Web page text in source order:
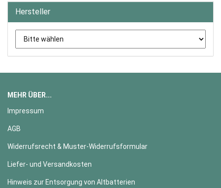
Hersteller
MEHR ÜBER...
Impressum
AGB
Widerrufsrecht & Muster-Widerrufsformular
Liefer- und Versandkosten
Hinweis zur Entsorgung von Altbatterien